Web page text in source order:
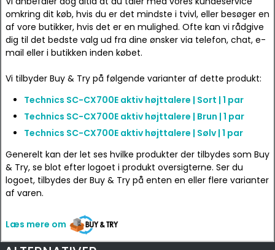
omkring dit køb, hvis du er det mindste i tvivl, eller besøger en
af vore butikker, hvis det er en mulighed. Ofte kan vi rådgive
dig til det bedste valg ud fra dine ønsker via telefon, chat, e-
mail eller i butikken inden købet.
Vi tilbyder Buy & Try på følgende varianter af dette produkt:
Technics SC-CX700E aktiv højttalere | Sort | 1 par
Technics SC-CX700E aktiv højttalere | Brun | 1 par
Technics SC-CX700E aktiv højttalere | Sølv | 1 par
Generelt kan der let ses hvilke produkter der tilbydes som Buy
& Try, se blot efter logoet i produkt oversigterne. Ser du
logoet, tilbydes der Buy & Try på enten en eller flere varianter
af varen.
Læs mere om